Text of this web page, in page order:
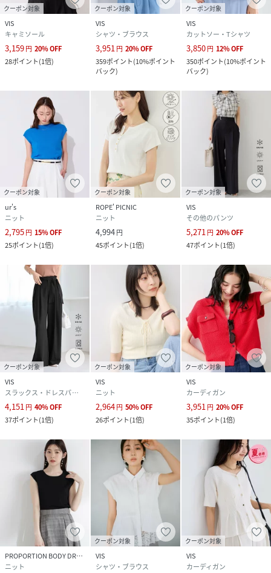
クーポン対象
VIS
キャミソール
3,159円 20%OFF
28ポイント(1倍)
クーポン対象
VIS
シャツ・ブラウス
3,951 円 20%OFF
359ポイント(10%ポイント
バック)
クーポン対象
VIS
カットソー・Tシャツ
3,850円 12%OFF
350ポイント(10%ポイント
バック)
クーポン対象
ur's
ニット
2,795円 15%OFF
25ポイント(1倍)
クーポン対象
ROPE' PICNIC
ニット
4,994円
45ポイント(1倍)
クーポン対象
VIS
その他のパンツ
5,271円 20%OFF
47ポイント(1倍)
クーポン対象
VIS
スラックス・ドレスパンツ
4,151円 40%OFF
37ポイント(1倍)
クーポン対象
VIS
ニット
2,964円 50%OFF
26ポイント(1倍)
クーポン対象
VIS
カーディガン
3,951円 20%OFF
35ポイント(1倍)
PROPORTION BODY DRESSING
ニット
クーポン対象
VIS
シャツ・ブラウス
クーポン対象
VIS
カーディガン